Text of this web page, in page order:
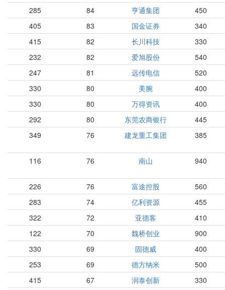
285
84 亨通集团
450
405
83 国金证券
340
415
82 长川科技
330
232
82 爱旭股份
540
247
81 远传电信
520
330
80 美腕
400
330
80 万得资讯
400
292
80 东莞农商银行
445
349
76 建龙重工集团 385
116 76 南山 940
226 76 富途控股
560
283
74 亿利资源
455
322
72 亚德客
410
122
70 魏桥创业
900
330
69 固德威
400
253
69 德方纳米
500
415
67 润泰创新
330